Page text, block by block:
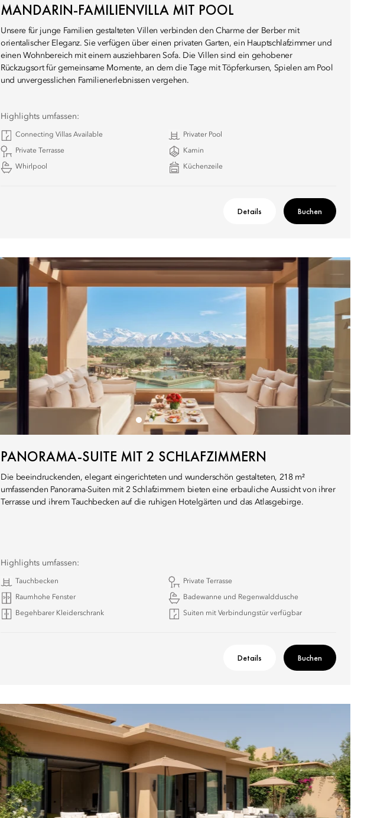
MANDARIN-FAMILIENVILLA MIT POOL
Unsere für junge Familien gestalteten Villen verbinden den Charme der Berber mit
orientalischer Eleganz. Sie verfügen über einen privaten Garten, ein Hauptschlafzimmer und
einen Wohnbereich mit einem ausziehbaren Sofa. Die Villen sind ein gehobener
Rückzugsort für gemeinsame Momente, an dem die Tage mit Töpferkursen, Spielen am Pool
und unvergesslichen Familienerlebnissen vergehen.
Highlights umfassen:
Connecting Villas Available Privater Pool
Private Terrasse Kamin
Whirlpool Küchenzeile
Details Buchen
PANORAMA-SUITE MIT 2 SCHLAFZIMMERN
Die beeindruckenden, elegant eingerichteten und wunderschön gestalteten, 218 m²
umfassenden Panorama-Suiten mit 2 Schlafzimmern bieten eine erbauliche Aussicht von ihrer
Terrasse und ihrem Tauchbecken auf die ruhigen Hotelgärten und das Atlasgebirge.
Highlights umfassen:
Tauchbecken Private Terrasse
Raumhohe Fenster Badewanne und Regenwalddusche
Begehbarer Kleiderschrank Suiten mit Verbindungstür verfügbar
Details Buchen